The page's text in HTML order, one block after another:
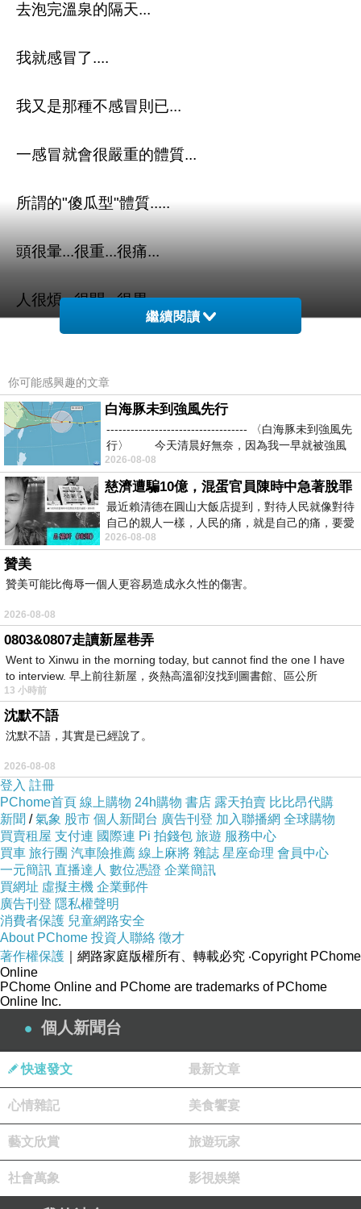
去泡完溫泉的隔天...
我就感冒了....
我又是那種不感冒則已...
一感冒就會很嚴重的體質...
所謂的"傻瓜型"體質.....
頭很暈...很重...很痛...
人很煩...很悶...很累...
打針很痛..很痛...很痛...
哈哈哈...我瘋了....
哈哈哈....天ㄚ......
我為什麼會感冒....
繼續閱讀
你可能感興趣的文章
白海豚未到強風先行
----------------------------------- 〈白海豚未到強風先
行〉 今天清晨好無奈，因為我一早就被強風
2026-08-08
慈濟遭騙10億，混蛋官員陳時中急著脫罪
最近賴清德在圓山大飯店提到，對待人民就像對待
自己的親人一樣，人民的痛，就是自己的痛，要愛
民如親，說的這麼好聽，實際上根本沒做
2026-08-08
贊美
贊美可能比侮辱一個人更容易造成永久性的傷害。
2026-08-08
0803&0807走讀新屋巷弄
Went to Xinwu in the morning today, but cannot find the one I have
to interview. 早上前往新屋，炎熱高溫卻沒找到圖書館、區公所
13 小時前
沈默不語
沈默不語，其實是已經說了。
2026-08-08
登入 註冊
PChome首頁 線上購物 24h購物 書店 露天拍賣 比比昂代購
新聞 /氣象 股市 個人新聞台 廣告刊登 加入聯播網 全球購物
買賣租屋 支付連 國際連 Pi 拍錢包 旅遊 服務中心
買車 旅行團 汽車險推薦 線上麻將 雜誌 星座命理 會員中心
一元簡訊 直播達人 數位憑證 企業簡訊
買網址 虛擬主機 企業郵件
廣告刊登 隱私權聲明
消費者保護 兒童網路安全
About PChome 投資人聯絡 徵才
著作權保護 ｜網路家庭版權所有、轉載必究 ‧Copyright PChome
Online
PChome Online and PChome are trademarks of PChome
Online Inc.
個人新聞台
快速發文 最新文章
心情雜記 美食饗宴
藝文欣賞 旅遊玩家
社會萬象 影視娛樂